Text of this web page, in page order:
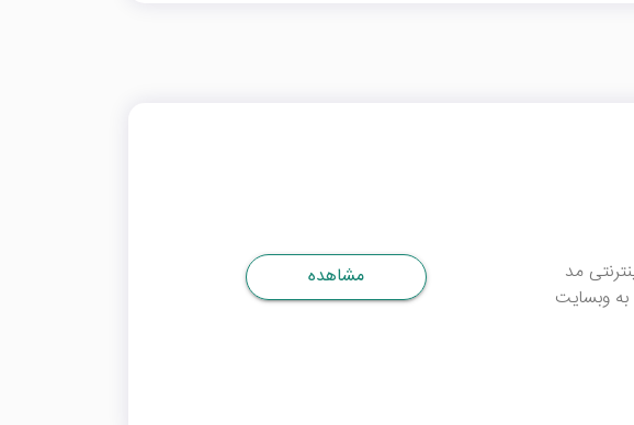
اینترنتی مد
ورود به وبسایت
مشاهده